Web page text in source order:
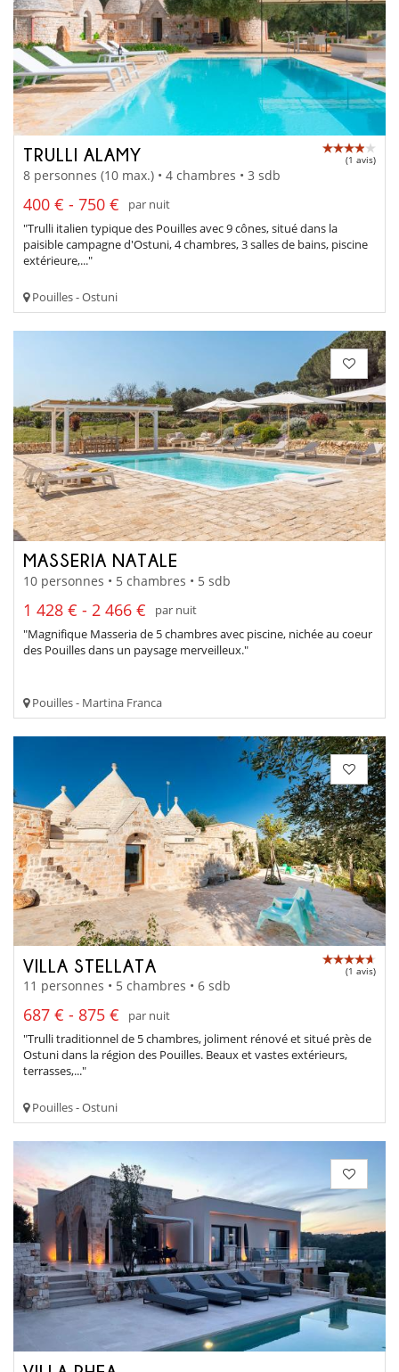
TRULLI ALAMY (1 avis)
8 personnes (10 max.) • 4 chambres • 3 sdb
400 € - 750 €
par nuit
"Trulli italien typique des Pouilles avec 9 cônes, situé dans la
paisible campagne d'Ostuni, 4 chambres, 3 salles de bains, piscine
extérieure,..."
Pouilles - Ostuni
MASSERIA NATALE
10 personnes • 5 chambres • 5 sdb
1 428 € - 2 466 €
par nuit
"Magnifique Masseria de 5 chambres avec piscine, nichée au coeur
des Pouilles dans un paysage merveilleux."
Pouilles - Martina Franca
VILLA STELLATA (1 avis)
11 personnes • 5 chambres • 6 sdb
687 € - 875 €
par nuit
"Trulli traditionnel de 5 chambres, joliment rénové et situé près de
Ostuni dans la région des Pouilles. Beaux et vastes extérieurs,
terrasses,..."
Pouilles - Ostuni